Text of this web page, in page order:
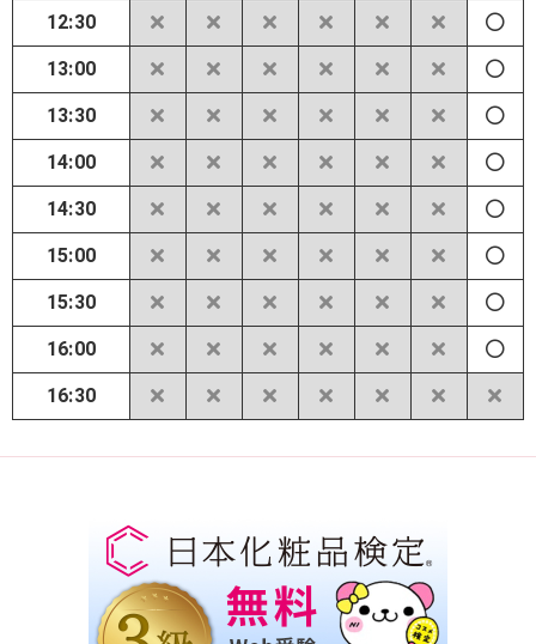
12:30
13:00
13:30
14:00
14:30
15:00
15:30
16:00
16:30